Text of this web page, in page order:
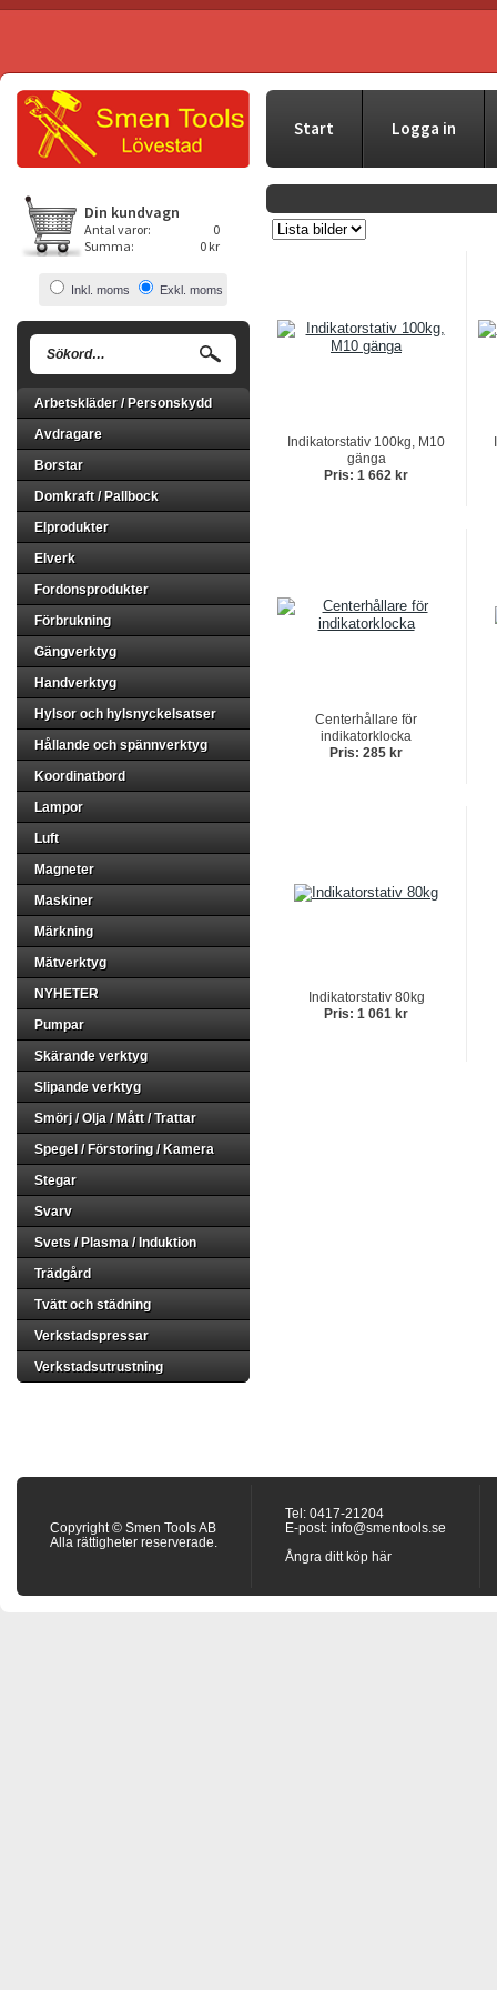
Start Logga in
Din kundvagn
Antal varor:
0
Summa:
0 kr
Inkl. moms Exkl. moms
Arbetskläder / Personskydd
Avdragare
Borstar
Domkraft / Pallbock
Elprodukter
Elverk
Fordonsprodukter
Förbrukning
Gängverktyg
Handverktyg
Hylsor och hylsnyckelsatser
Hållande och spännverktyg
Koordinatbord
Lampor
Luft
Magneter
Maskiner
Märkning
Mätverktyg
NYHETER
Pumpar
Skärande verktyg
Slipande verktyg
Smörj / Olja / Mått / Trattar
Spegel / Förstoring / Kamera
Stegar
Svarv
Svets / Plasma / Induktion
Trädgård
Tvätt och städning
Verkstadspressar
Verkstadsutrustning
Indikatorstativ 100kg, M10
gänga
Pris: 1 662 kr
Centerhållare för
indikatorklocka
Pris: 285 kr
Indikatorstativ 80kg
Pris: 1 061 kr
Copyright © Smen Tools AB
Alla rättigheter reserverade.
Tel: 0417-21204
E-post: info@smentools.se
Ångra ditt köp här